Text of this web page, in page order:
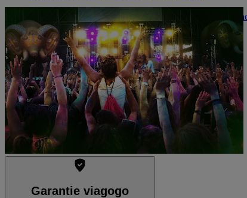
Ginowan, JaponOkinawa Convention Center
Okinawa Convention Center Theater
Plus que 2% de billets restants
Voir les billets
Garantie viagogo